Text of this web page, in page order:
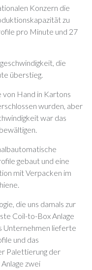
Konzern die
zu
pro Minute und 27
die
überstieg.
Hand in Kartons
wurden, aber
war das
gebaut und eine
mit Verpacken im
die uns damals zur
Coil-to-Box Anlage
Unternehmen lieferte
und das
Palettierung der
zwei